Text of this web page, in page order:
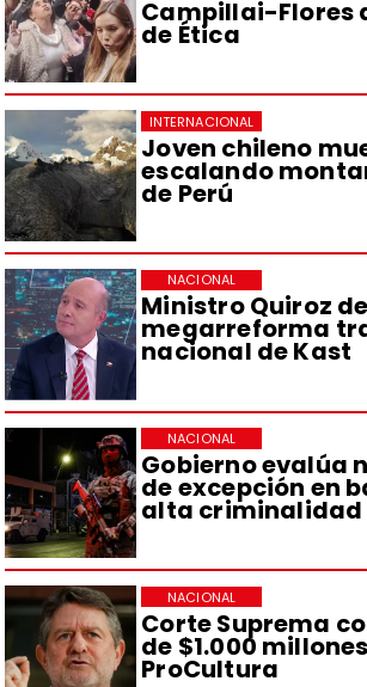
Campillai-Flores
de Ética
Joven chileno
escalando
de Perú
INTERNACIONAL
Ministro Quiroz
megarreforma
nacional de Kast
NACIONAL
Gobierno evalúa
de excepción en
alta criminalidad
NACIONAL
Corte Suprema
de $1.000
ProCultura
NACIONAL